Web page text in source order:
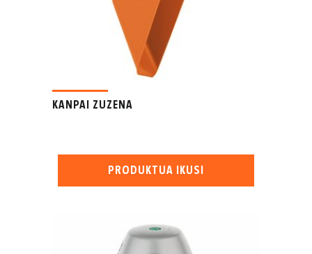
KANPAI ZUZENA
PRODUKTUA IKUSI